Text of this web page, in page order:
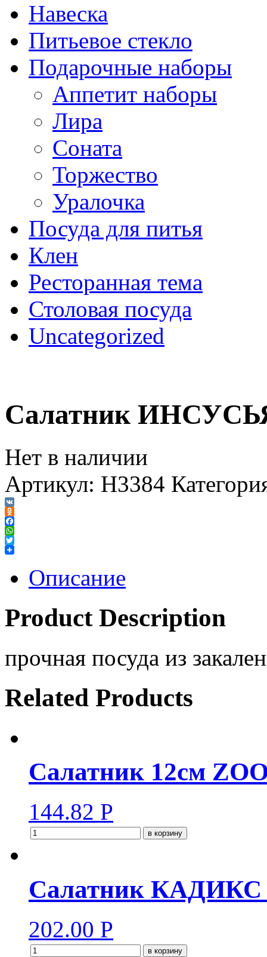
Навеска
Питьевое стекло
Подарочные наборы
Аппетит наборы
Лира
Соната
Торжество
Уралочка
Посуда для питья
Клен
Ресторанная тема
Столовая посуда
Uncategorized
Салатник
Нет в наличии
Артикул: H3384
VK
Odnoklassniki
Facebook
WhatsApp
Twitter
Описание
Product Description
прочная посуда из
Related Products
Салатник 12см
144.82 Р
в корзину
Салатник КАДИКС
202.00 Р
в корзину